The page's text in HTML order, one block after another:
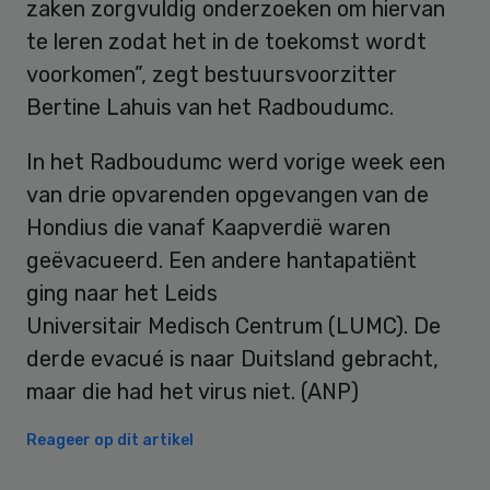
zaken zorgvuldig onderzoeken om hiervan
te leren zodat het in de toekomst wordt
voorkomen”, zegt bestuursvoorzitter
Bertine Lahuis van het Radboudumc.
In het Radboudumc werd vorige week een
van drie opvarenden opgevangen van de
Hondius die vanaf Kaapverdië waren
geëvacueerd. Een andere hantapatiënt
ging naar het Leids
Universitair Medisch Centrum (LUMC). De
derde evacué is naar Duitsland gebracht,
maar die had het virus niet. (ANP)
Reageer op dit artikel